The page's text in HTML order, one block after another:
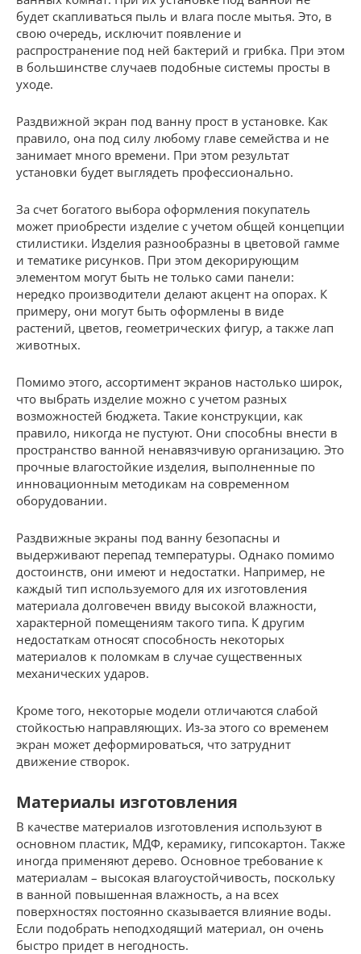
будет скапливаться пыль и влага после мытья. Это, в
свою очередь, исключит появление и
распространение под ней бактерий и грибка. При этом
в большинстве случаев подобные системы просты в
уходе.
Раздвижной экран под ванну прост в установке. Как
правило, она под силу любому главе семейства и не
занимает много времени. При этом результат
установки будет выглядеть профессионально.
За счет богатого выбора оформления покупатель
может приобрести изделие с учетом общей концепции
стилистики. Изделия разнообразны в цветовой гамме
и тематике рисунков. При этом декорирующим
элементом могут быть не только сами панели:
нередко производители делают акцент на опорах. К
примеру, они могут быть оформлены в виде
растений, цветов, геометрических фигур, а также лап
животных.
Помимо этого, ассортимент экранов настолько широк,
что выбрать изделие можно с учетом разных
возможностей бюджета. Такие конструкции, как
правило, никогда не пустуют. Они способны внести в
пространство ванной ненавязчивую организацию. Это
прочные влагостойкие изделия, выполненные по
инновационным методикам на современном
оборудовании.
Раздвижные экраны под ванну безопасны и
выдерживают перепад температуры. Однако помимо
достоинств, они имеют и недостатки. Например, не
каждый тип используемого для их изготовления
материала долговечен ввиду высокой влажности,
характерной помещениям такого типа. К другим
недостаткам относят способность некоторых
материалов к поломкам в случае существенных
механических ударов.
Кроме того, некоторые модели отличаются слабой
стойкостью направляющих. Из-за этого со временем
экран может деформироваться, что затруднит
движение створок.
Материалы изготовления
В качестве материалов изготовления используют в
основном пластик, МДФ, керамику, гипсокартон. Также
иногда применяют дерево. Основное требование к
материалам – высокая влагоустойчивость, поскольку
в ванной повышенная влажность, а на всех
поверхностях постоянно сказывается влияние воды.
Если подобрать неподходящий материал, он очень
быстро придет в негодность.